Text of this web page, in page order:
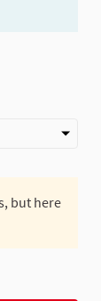
but here